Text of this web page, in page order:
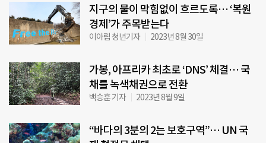
지구의 물이 막힘없이 흐르도록… ‘복원
경제’가 주목받는다
이아림 청년기자 2023년 8월 30일
가봉, 아프리카 최초로 ‘DNS’ 체결… 국
채를 녹색채권으로 전환
백승훈 기자 2023년 8월 9일
“바다의 3분의 2는 보호구역”… UN 국